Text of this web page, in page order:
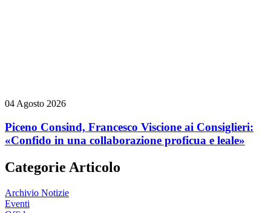
04 Agosto 2026
Piceno Consind, Francesco Viscione ai Consiglieri:
«Confido in una collaborazione proficua e leale»
Categorie Articolo
Archivio Notizie
Eventi